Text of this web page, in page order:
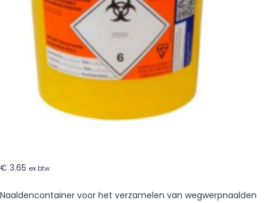
€ 3.65 ex btw
Naaldencontainer voor het verzamelen van wegwerpnaalden